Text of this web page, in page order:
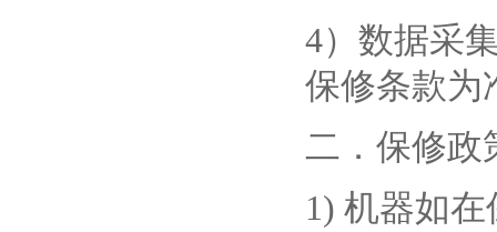
4）数据采
保修条款为
二．保修政
1) 机器如